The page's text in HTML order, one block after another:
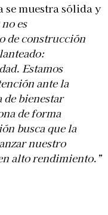
se muestra sólida y
es
de construcción
Estamos
ante la
de bienestar
de forma
busca que la
nuestro
alto rendimiento.”